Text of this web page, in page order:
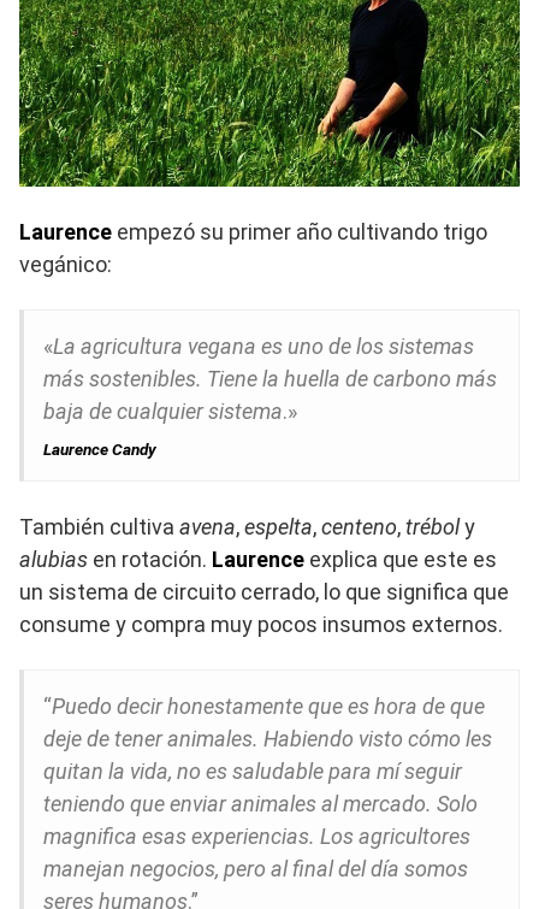
Laurence empezó su primer año cultivando trigo
vegánico:
«La agricultura vegana es uno de los sistemas
más sostenibles. Tiene la huella de carbono más
baja de cualquier sistema.»
Laurence Candy
También cultiva avena,espelta,centeno,tréboly
alubias en rotación. Laurence explica que este es
un sistema de circuito cerrado, lo que significa que
consume y compra muy pocos insumos externos.
“Puedo decir honestamente que es hora de que
deje de tener animales. Habiendo visto cómo les
quitan la vida, no es saludable para mí seguir
teniendo que enviar animales al mercado. Solo
magnifica esas experiencias. Los agricultores
manejan negocios, pero al final del día somos
seres humanos.”